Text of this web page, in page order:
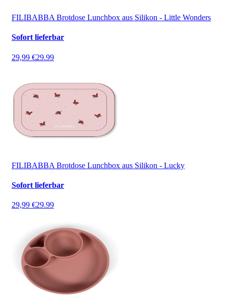
FILIBABBA Brotdose Lunchbox aus Silikon - Little Wonders
Sofort lieferbar
29,99 €29.99
FILIBABBA Brotdose Lunchbox aus Silikon - Lucky
Sofort lieferbar
29,99 €29.99